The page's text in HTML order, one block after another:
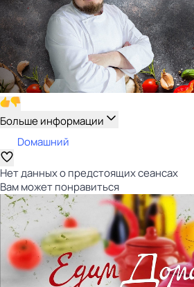
Больше информации
Dомашний
Нет данных о предстоящих сеансах
Вам может понравиться